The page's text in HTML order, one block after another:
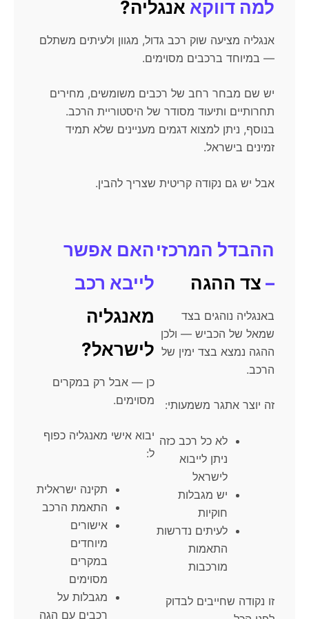
למה דווקא אנגליה?
אנגליה מציעה שוק רכב גדול, מגוון ולעיתים משתלם
— במיוחד ברכבים מסוימים.
יש שם מבחר רחב של רכבים משומשים, מחירים
תחרותיים ותיעוד מסודר של היסטוריית הרכב.
בנוסף, ניתן למצוא דגמים מעניינים שלא תמיד
זמינים בישראל.
אבל יש גם נקודה קריטית שצריך להבין.
ההבדל המרכזי
– צד ההגה
באנגליה נוהגים בצד
שמאל של הכביש — ולכן
ההגה נמצא בצד ימין של
הרכב.
זה יוצר אתגר משמעותי:
לא כל רכב כזה
ניתן לייבוא
לישראל
יש מגבלות
חוקיות
לעיתים נדרשות
התאמות
מורכבות
זו נקודה שחייבים לבדוק
האם אפשר
לייבא רכב
מאנגליה
לישראל?
כן — אבל רק במקרים
מסוימים.
יבוא אישי מאנגליה כפוף
ל:
תקינה ישראלית
התאמת הרכב
אישורים
מיוחדים
במקרים
מסוימים
מגבלות על
רכבים עם הגה